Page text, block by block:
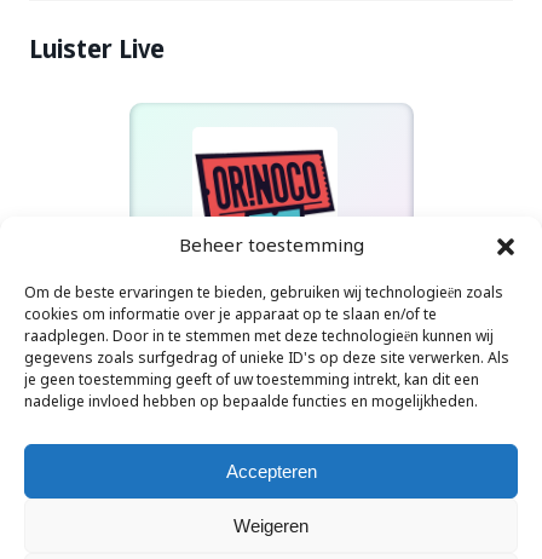
Beheer toestemming
Om de beste ervaringen te bieden, gebruiken wij technologieën zoals
cookies om informatie over je apparaat op te slaan en/of te
raadplegen. Door in te stemmen met deze technologieën kunnen wij
gegevens zoals surfgedrag of unieke ID's op deze site verwerken. Als
je geen toestemming geeft of uw toestemming intrekt, kan dit een
nadelige invloed hebben op bepaalde functies en mogelijkheden.
Accepteren
Weigeren
Luister Live
Orinoco Radio
Dusty Springfield - You Don't Have To Say You Love Me